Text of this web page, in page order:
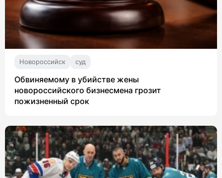
Новороссийск суд
Обвиняемому в убийстве жены
новороссийского бизнесмена грозит
пожизненный срок